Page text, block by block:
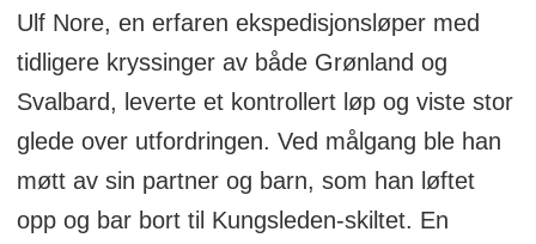
Ulf Nore, en erfaren ekspedisjonsløper med
tidligere kryssinger av både Grønland og
Svalbard, leverte et kontrollert løp og viste stor
glede over utfordringen. Ved målgang ble han
møtt av sin partner og barn, som han løftet
opp og bar bort til Kungsleden-skiltet. En